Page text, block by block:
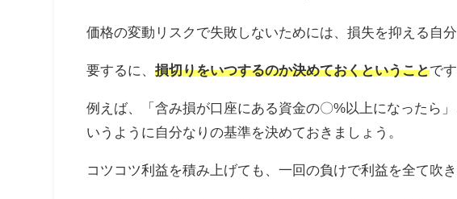
価格の変動リスクで失敗しないためには、損失を抑える自
要するに、損切りをいつするのか決めておくということです
例えば、「含み損が口座にある資金の〇%以上になったら
いうように自分なりの基準を決めておきましょう。
コツコツ利益を積み上げても、一回の負けで利益を全て吹